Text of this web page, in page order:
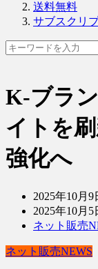
送料無料
サブスクリ
K-ブラ
イトを
強化へ
2025年10月9
2025年10月5
ネット販売
ネット販売NEWS